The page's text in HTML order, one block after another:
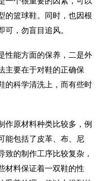
的篮球鞋。同时，也因根
，勿盲目追风。
性能方面的保养，二是外
主要在于对鞋的正确保
的科学清洗上，而有些时
作原材料种类比较多，例
能包括了皮革、布、尼
致的制作工序比较复杂，
材料保证着一双鞋的性